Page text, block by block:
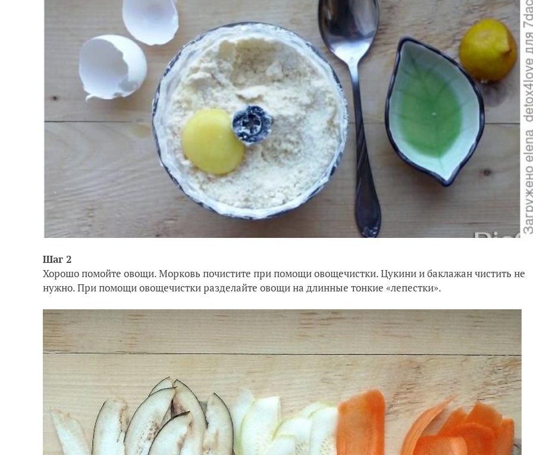
Шаг 2
Хорошо помойте овощи. Морковь почистите при помощи овощечистки. Цукини и баклажан чистить не
нужно. При помощи овощечистки разделайте овощи на длинные тонкие «лепестки».